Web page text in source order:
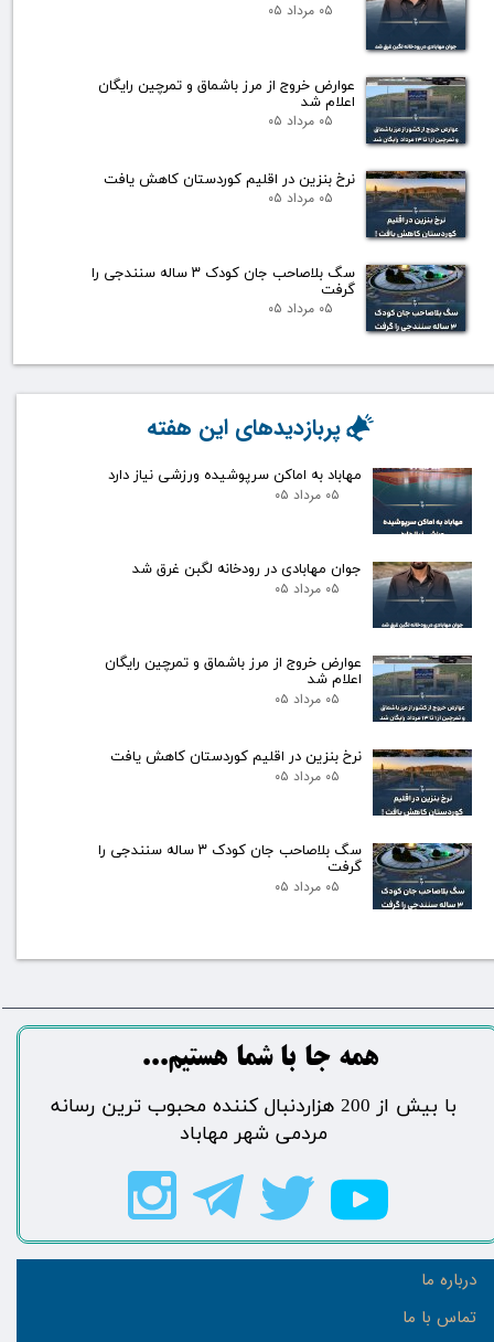
۰۵ مرداد ۰۵
عوارض خروج از مرز باشماق و تمرچین رایگان
اعلام شد
۰۵ مرداد ۰۵
نرخ بنزین در اقلیم کوردستان کاهش یافت
۰۵ مرداد ۰۵
سگ بلاصاحب جان کودک ۳ ساله سنندجی را
گرفت
۰۵ مرداد ۰۵
مهاباد به اماکن سرپوشیده ورزشی نیاز دارد
۰۵ مرداد ۰۵
جوان مهابادی در رودخانه لگبن غرق شد
۰۵ مرداد ۰۵
عوارض خروج از مرز باشماق و تمرچین رایگان
اعلام شد
۰۵ مرداد ۰۵
نرخ بنزین در اقلیم کوردستان کاهش یافت
۰۵ مرداد ۰۵
سگ بلاصاحب جان کودک ۳ ساله سنندجی را
گرفت
۰۵ مرداد ۰۵
پربازدیدهای این هفته
درباره ما
تماس با ما
​​​همه جا با شما هستیم...​​​​​​​​​​​​​​
​با بیش از 200 هزاردنبال کننده محبوب ترین رسانه
مردمی شهر مهاباد​​​​​​​​​​​​​​